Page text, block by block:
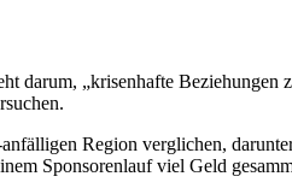
„krisenhafte Beziehungen
Region verglichen,
Sponsorenlauf viel Geld